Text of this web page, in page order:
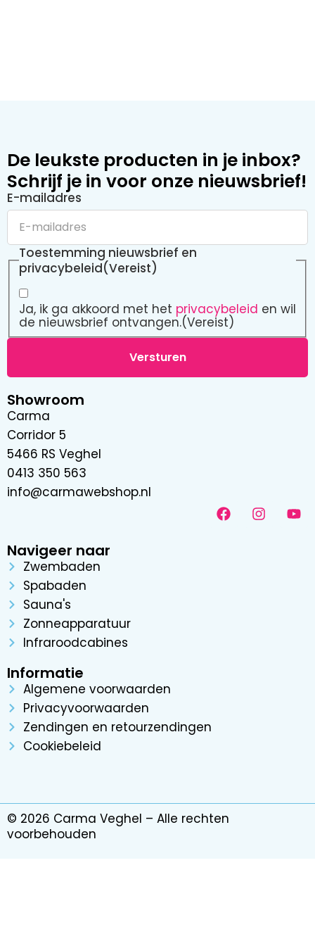
De leukste producten in je inbox?
Schrijf je in voor onze nieuwsbrief!
E-mailadres
Toestemming nieuwsbrief en
privacybeleid(Vereist)
Ja, ik ga akkoord met het privacybeleid en wil
de nieuwsbrief ontvangen.(Vereist)
Showroom
Carma
Corridor 5
5466 RS Veghel
0413 350 563
info@carmawebshop.nl
Navigeer naar
Zwembaden
Spabaden
Sauna's
Zonneapparatuur
Infraroodcabines
Informatie
Algemene voorwaarden
Privacyvoorwaarden
Zendingen en retourzendingen
Cookiebeleid
© 2026 Carma Veghel – Alle rechten
voorbehouden